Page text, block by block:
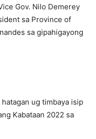
Gov. Nilo Demerey
sa Province of
sa gipahigayong
ug timbaya isip
Kabataan 2022 sa